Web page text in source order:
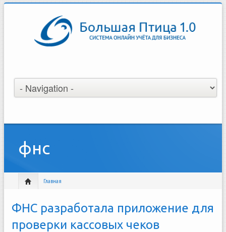
фнс
Главная
ФНС разработала приложение для
проверки кассовых чеков